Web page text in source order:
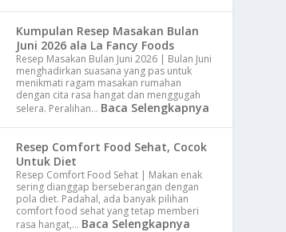
Kumpulan Resep Masakan Bulan
Juni 2026 ala La Fancy Foods
Resep Masakan Bulan Juni 2026 | Bulan Juni
menghadirkan suasana yang pas untuk
menikmati ragam masakan rumahan
dengan cita rasa hangat dan menggugah
selera. Peralihan… Baca Selengkapnya
Resep Comfort Food Sehat, Cocok
Untuk Diet
Resep Comfort Food Sehat | Makan enak
sering dianggap berseberangan dengan
pola diet. Padahal, ada banyak pilihan
comfort food sehat yang tetap memberi
rasa hangat,… Baca Selengkapnya